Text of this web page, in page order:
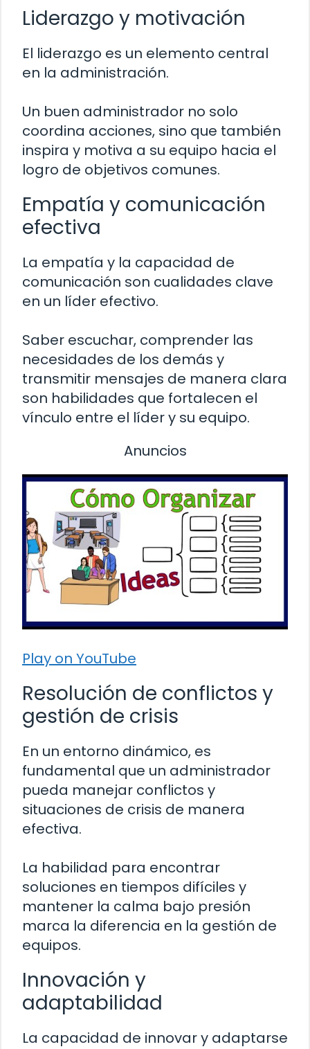
Liderazgo y motivación
El liderazgo es un elemento central
en la administración.
Un buen administrador no solo
coordina acciones, sino que también
inspira y motiva a su equipo hacia el
logro de objetivos comunes.
Empatía y comunicación
efectiva
La empatía y la capacidad de
comunicación son cualidades clave
en un líder efectivo.
Saber escuchar, comprender las
necesidades de los demás y
transmitir mensajes de manera clara
son habilidades que fortalecen el
vínculo entre el líder y su equipo.
Anuncios
Play on YouTube
Resolución de conflictos y
gestión de crisis
En un entorno dinámico, es
fundamental que un administrador
pueda manejar conflictos y
situaciones de crisis de manera
efectiva.
La habilidad para encontrar
soluciones en tiempos difíciles y
mantener la calma bajo presión
marca la diferencia en la gestión de
equipos.
Innovación y
adaptabilidad
La capacidad de innovar y adaptarse